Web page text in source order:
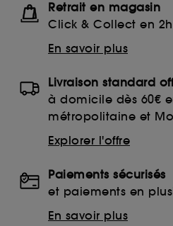
Retrait en magasin
Click & Collect en
En savoir plus
Livraison standard
à domicile dès 60€
métropolitaine et
Explorer l'offre
Paiements sécurisés
et paiements en
En savoir plus